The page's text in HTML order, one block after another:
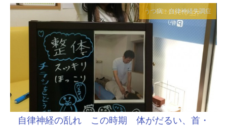
うつ病・自律神経失調症
自律神経の乱れ この時期 体がだるい、首・